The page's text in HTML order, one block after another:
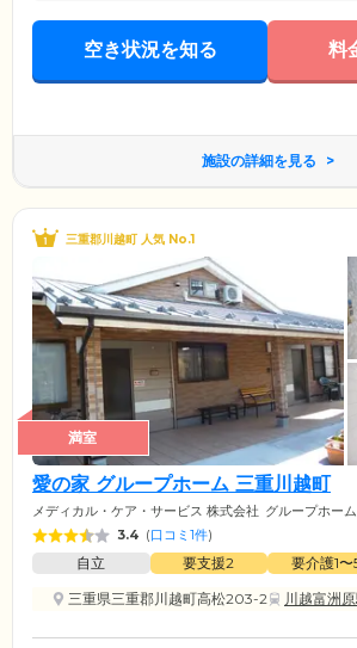
空き状況を知る 料
施設の詳細を見る
三重郡川越町 人気 No.1
満室
愛の家 グループホーム 三重川越町
メディカル・ケア・サービス 株式会社 グループホーム
3.4 (口コミ1件)
自立 要支援2 要介護1〜
三重県三重郡川越町高松203-2
川越富洲